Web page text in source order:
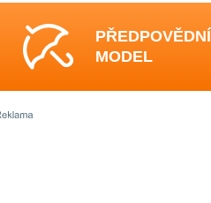
PŘEDPOVĚDNÍ
MODEL